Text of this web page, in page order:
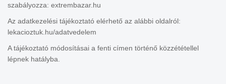
szabályozza: extrembazar.hu
Az adatkezelési tájékoztató elérhető az alábbi oldalról:
lekacioztuk.hu/adatvedelem
A tájékoztató módosításai a fenti címen történő közzététellel
lépnek hatályba.